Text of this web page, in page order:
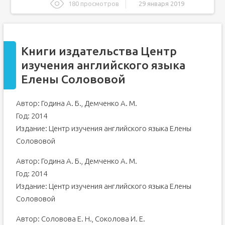
180 просмотров 29 января 2019
Полномочия / обязанности
Образование, учёные степени
Дополнительное образование / Повышение
Участие в международных проектах
Участие в национальных проектах
Профессиональные интересы
Выпускные квалификационные работы студентов
Достижения и поощрения
Учебные курсы (2018/2019 уч. год)
Учебные курсы (2017/2018 уч. год)
Учебные курсы (2016/2017 уч. год)
Книги издательства Центр
изучения английского языка
Елены Солововой
Автор: Година А. Б., Демченко А. М.
Год: 2014
Издание: Центр изучения английского языка Елены
Солововой
Автор: Година А. Б., Демченко А. М.
Год: 2014
Издание: Центр изучения английского языка Елены
Солововой
Автор: Соловова Е. Н., Соколова И. Е.